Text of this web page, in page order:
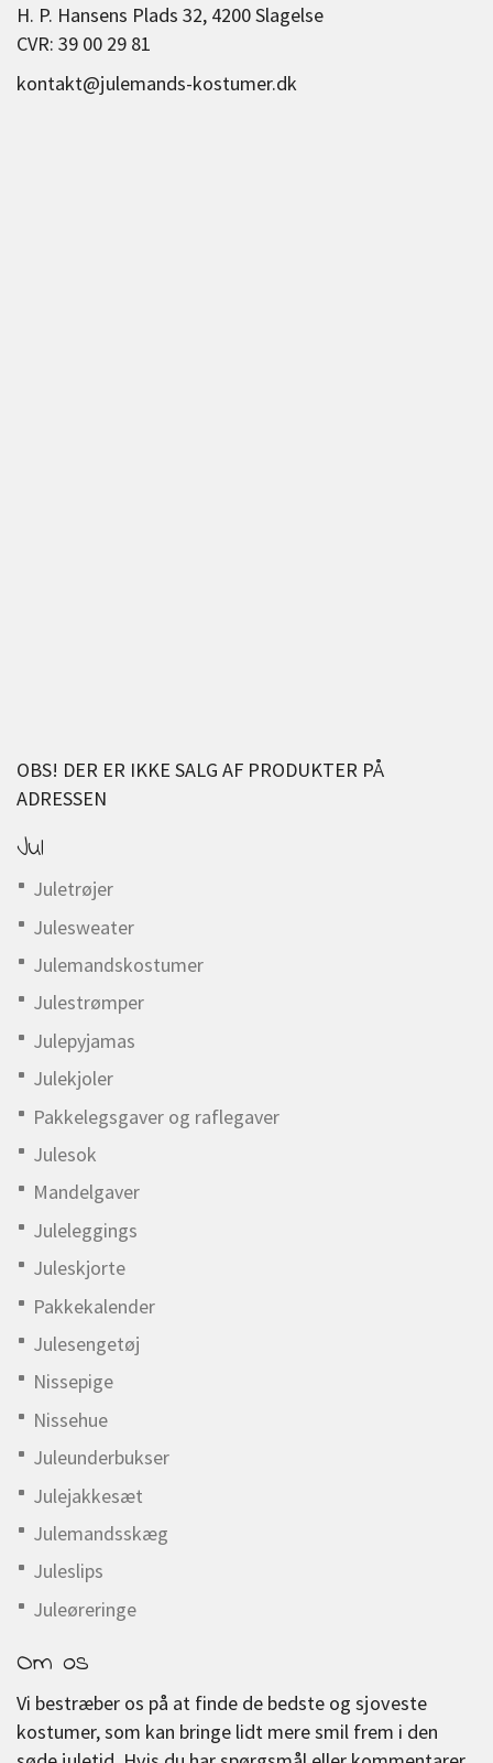
H. P. Hansens Plads 32, 4200 Slagelse
CVR: 39 00 29 81
kontakt@julemands-kostumer.dk
OBS! DER ER IKKE SALG AF PRODUKTER PÅ
ADRESSEN
Jul
Juletrøjer
Julesweater
Julemandskostumer
Julestrømper
Julepyjamas
Julekjoler
Pakkelegsgaver og raflegaver
Julesok
Mandelgaver
Juleleggings
Juleskjorte
Pakkekalender
Julesengetøj
Nissepige
Nissehue
Juleunderbukser
Julejakkesæt
Julemandsskæg
Juleslips
Juleøreringe
Om os
Vi bestræber os på at finde de bedste og sjoveste
kostumer, som kan bringe lidt mere smil frem i den